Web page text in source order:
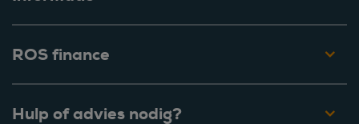
ROS finance
Hulp of advies nodig?